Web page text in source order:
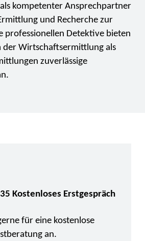
kompetenter Ansprechpartner
und Recherche zur
professionellen Detektive bieten
der Wirtschaftsermittlung als
zuverlässige
Kostenloses Erstgespräch
für eine kostenlose
an.